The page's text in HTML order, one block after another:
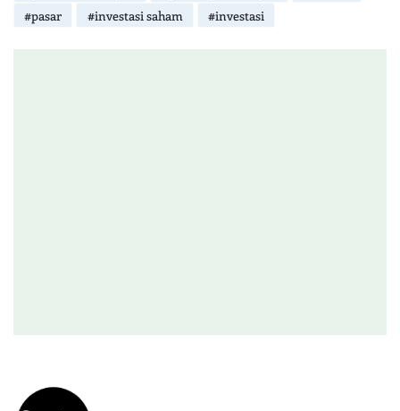
#pasar
#investasi saham #investasi